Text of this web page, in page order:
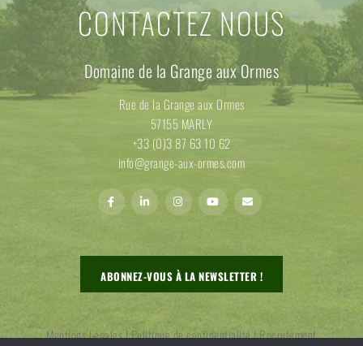
CONTACTEZ NOUS
Domaine de la Grange aux Ormes
Rue de la Grange aux Ormes
57155 MARLY
+33 (0)3 87 63 10 62
info@grange-aux-ormes.com
ABONNEZ-VOUS À LA NEWSLETTER !
Mentions Légales|Politique de confidentialité|Recrutement